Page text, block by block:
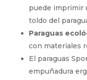
puede imprimir
toldo del
Paraguas
con materiales
El paraguas
empuñadura